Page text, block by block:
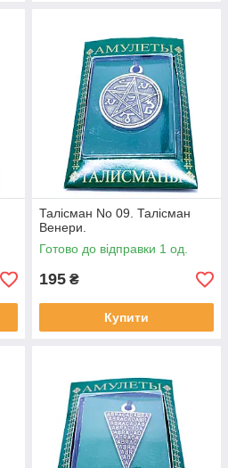
Талісман No 09. Талісман
Венери.
Готово до відправки 1 од.
195 ₴
Купити